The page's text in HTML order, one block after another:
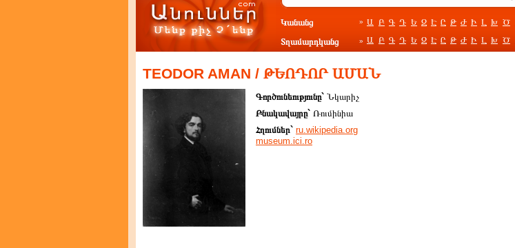
Կանանց » Ա Բ Գ Դ Ե Զ Է Ը Թ Ժ Ի Լ Խ Ծ
Տղամարդկանց » Ա Բ Գ Դ Ե Զ Է Ը Թ Ժ Ի Լ Խ Ծ
TEODOR AMAN / ԹԵՈԴՈՐ ԱՄԱՆ
Գործունեությունը` Նկարիչ
Բնակավայրը` Ռումինիա
Հղումներ` ru.wikipedia.org
museum.ici.ro